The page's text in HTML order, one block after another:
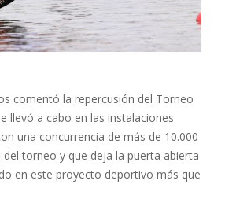
comentó la repercusión del Torneo
llevó a cabo en las instalaciones
una concurrencia de más de 10.000
torneo y que deja la puerta abierta
en este proyecto deportivo más que